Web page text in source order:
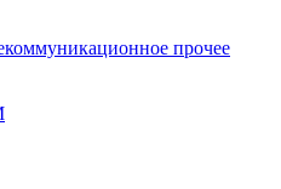
прочее